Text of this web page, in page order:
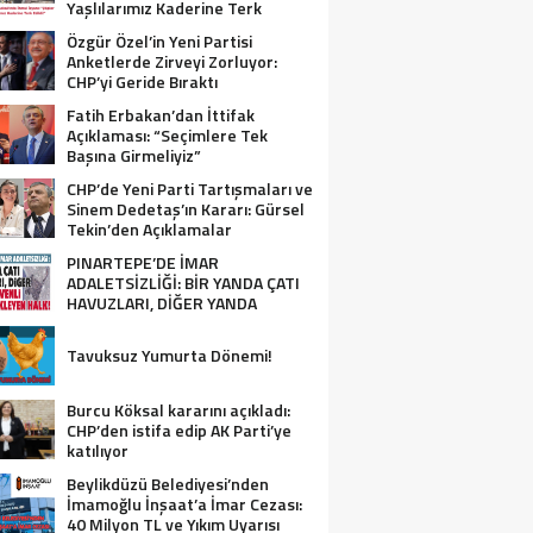
Yaşlılarımız Kaderine Terk
Edildi!”
Özgür Özel’in Yeni Partisi
Anketlerde Zirveyi Zorluyor:
CHP’yi Geride Bıraktı
Fatih Erbakan’dan İttifak
Açıklaması: “Seçimlere Tek
Başına Girmeliyiz”
CHP’de Yeni Parti Tartışmaları ve
Sinem Dedetaş’ın Kararı: Gürsel
Tekin’den Açıklamalar
PINARTEPE’DE İMAR
ADALETSİZLİĞİ: BİR YANDA ÇATI
HAVUZLARI, DİĞER YANDA
Tavuksuz Yumurta Dönemi!
Burcu Köksal kararını açıkladı:
CHP’den istifa edip AK Parti’ye
katılıyor
Beylikdüzü Belediyesi’nden
İmamoğlu İnşaat’a İmar Cezası:
40 Milyon TL ve Yıkım Uyarısı